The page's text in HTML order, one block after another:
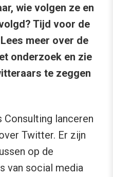
wie volgen ze en
Tijd voor de
meer over de
onderzoek en zie
te zeggen
Consulting lanceren
Twitter. Er zijn
op de
van social media